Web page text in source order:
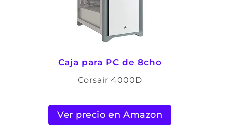
Caja para PC de 8cho
Corsair 4000D
Ver precio en Amazon